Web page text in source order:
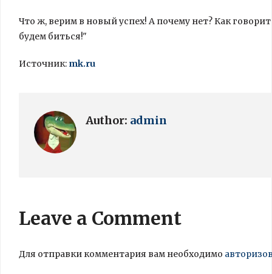
Что ж, верим в новый успех! А почему нет? Как
будем биться!"
Источник: mk.ru
Author: admin
Leave a Comment
Для отправки комментария вам необходимо